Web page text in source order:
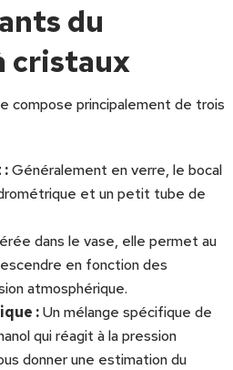
du
cristaux
compose principalement de trois
:Généralement en verre, le bocal
et un petit tube de
dans le vase, elle permet au
en fonction des
atmosphérique.
:Un mélange spécifique de
qui réagit à la pression
donner une estimation du